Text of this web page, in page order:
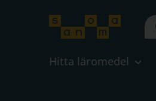
Hitta läromedel